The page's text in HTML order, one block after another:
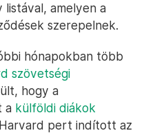
listával, amelyen a
szerepelnek.
hónapokban több
szövetségi
hogy a
a külföldi diákok
pert indított az